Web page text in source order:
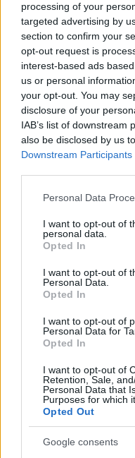
processing of your
targeted advertising by
section to confirm your
opt-out request is
interest-based ads
us or personal
your opt-out. You may
disclosure of your
IAB’s list of downstream
also be disclosed by us
Downstream Participants
Please note that this
not limited to your visit
grant or deny consent to
use your data for below
consent section.
Personal Data
I want to opt-out of
personal data.
Opted In
I want to opt-out of
Personal Data.
Opted In
I want to opt-out of
Personal Data for
Opted In
I want to opt-out of
Retention, Sale,
Personal Data that
Purposes for which
Opted Out
Google consents
Continua a
NOTIZIE
Scoperte carcasse di
destinati al Senegal
Ilaria Mauri · 4 Ago 2026
NOTIZIE